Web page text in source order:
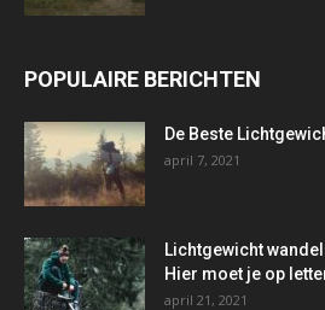
POPULAIRE BERICHTEN
De Beste
april 7, 2021
Lichtgewicht
Hier moet je op
april 21, 2021